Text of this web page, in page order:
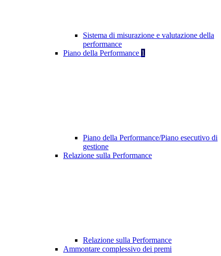
Sistema di misurazione e valutazione della
performance
Piano della Performance 1
Piano della Performance/Piano esecutivo di
gestione
Relazione sulla Performance
Relazione sulla Performance
Ammontare complessivo dei premi